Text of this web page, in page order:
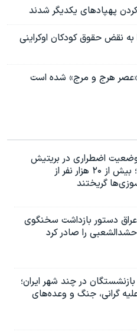
پهپادهای یکدیگر شدند
نقض حقوق کودکان اوکراینی
«عصر هرج و مرج» شده است
وضعیت اضطراری در بریتیش
کلمبیا؛ بیش از ۲۰ هزار نفر از
گریختند
دستور بازداشت سخنگوی
را صادر کرد
در چند شهر ایران؛
گرانی، جنگ و وعده‌های